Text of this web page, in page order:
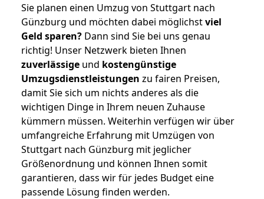
Sie planen einen Umzug von Stuttgart nach
Günzburg und möchten dabei möglichstviel
Geld sparen? Dann sind Sie bei uns genau
richtig! Unser Netzwerk bieten Ihnen
zuverlässige und kostengünstige
Umzugsdienstleistungen zu fairen Preisen,
damit Sie sich um nichts anderes als die
wichtigen Dinge in Ihrem neuen Zuhause
kümmern müssen. Weiterhin verfügen wir über
umfangreiche Erfahrung mit Umzügen von
Stuttgart nach Günzburg mit jeglicher
Größenordnung und können Ihnen somit
garantieren, dass wir für jedes Budget eine
passende Lösung finden werden.